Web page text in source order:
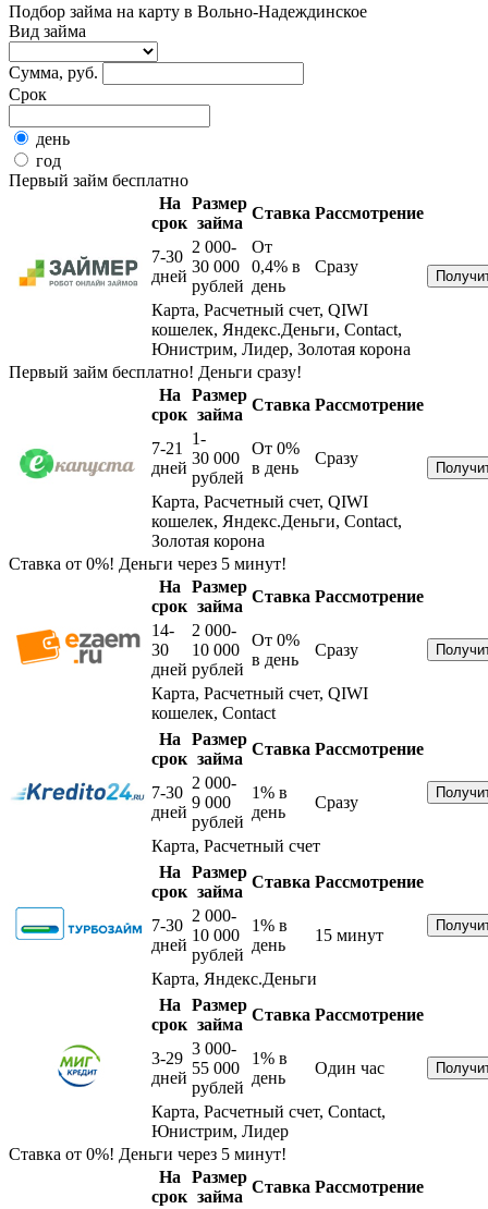
Подбор займа на карту в Вольно-Надеждинское
Вид займа
Сумма, руб.
Срок
день
год
Первый займ бесплатно
На
срок
Размер
займа
Ставка Рассмотрение
7-30
дней
2 000-
30 000
рублей
От
0,4% в
день
Сразу
Карта, Расчетный счет, QIWI
кошелек, Яндекс.Деньги, Contact,
Юнистрим, Лидер, Золотая корона
Первый займ бесплатно! Деньги сразу!
На
срок
Размер
займа
Ставка Рассмотрение
7-21
дней
1-
30 000
рублей
От 0%
в день
Сразу
Карта, Расчетный счет, QIWI
кошелек, Яндекс.Деньги, Contact,
Золотая корона
Ставка от 0%! Деньги через 5 минут!
На
срок
Размер
займа
Ставка Рассмотрение
14-
30
дней
2 000-
10 000
рублей
От 0%
в день
Сразу
Карта, Расчетный счет, QIWI
кошелек, Contact
На
срок
Размер
займа
Ставка Рассмотрение
7-30
дней
2 000-
9 000
рублей
1% в
день
Сразу
Карта, Расчетный счет
На
срок
Размер
займа
Ставка Рассмотрение
7-30
дней
2 000-
10 000
рублей
1% в
день
15 минут
Карта, Яндекс.Деньги
На
срок
Размер
займа
Ставка Рассмотрение
3-29
дней
3 000-
55 000
рублей
1% в
день
Один час
Карта, Расчетный счет, Contact,
Юнистрим, Лидер
Ставка от 0%! Деньги через 5 минут!
На
срок
Размер
займа
Ставка Рассмотрение